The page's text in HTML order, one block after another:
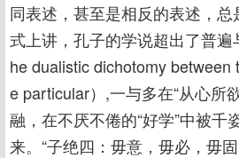
同表述，甚至是相反的表述，
式上讲，孔子的学说超出了普
he dualistic dichotomy between
e particular）,一与多在“从心所
融，在不厌不倦的“好学”中被千
来。“子绝四：毋意，毋必，毋